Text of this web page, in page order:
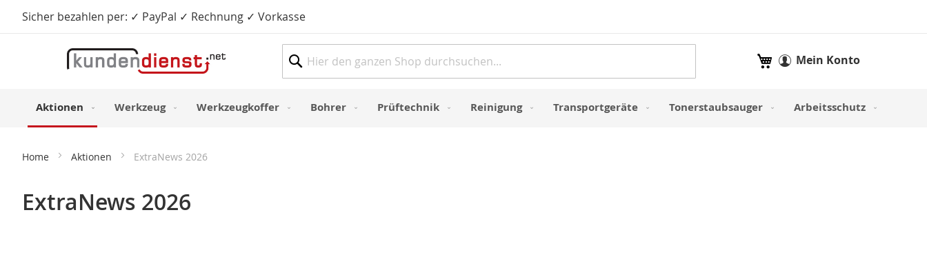
Sicher bezahlen per: ✓ PayPal ✓ Rechnung ✓ VorkasseDirekt
Mein Warenkorb
Mein Konto
Aktionen Werkzeug Werkzeugkoffer Bohrer Prüftechnik Reinigung Transportgeräte Tonerstaubsauger Arbeitsschutz
Home Aktionen ExtraNews 2026
ExtraNews 2026